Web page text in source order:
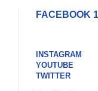
FACEBOOK 1
INSTAGRAM
YOUTUBE
TWITTER